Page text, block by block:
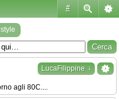
#
LucaFilippine ↓
agli 80C....